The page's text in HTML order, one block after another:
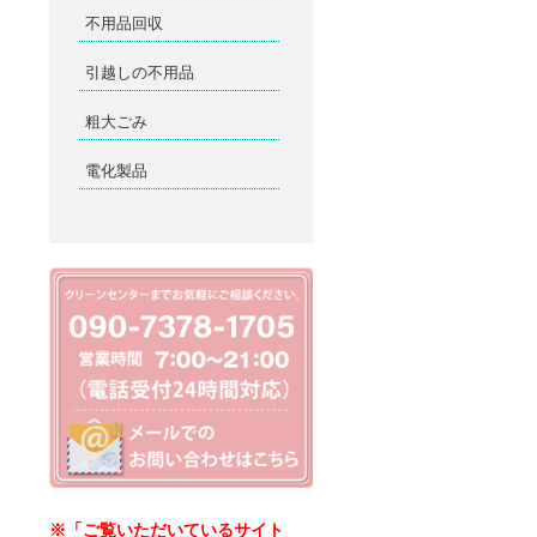
不用品回収
引越しの不用品
粗大ごみ
電化製品
※「ご覧いただいているサイト